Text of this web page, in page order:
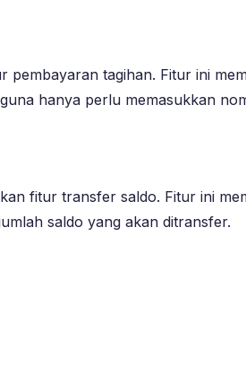
pembayaran tagihan. Fitur ini
hanya perlu memasukkan
fitur transfer saldo. Fitur ini
saldo yang akan ditransfer.